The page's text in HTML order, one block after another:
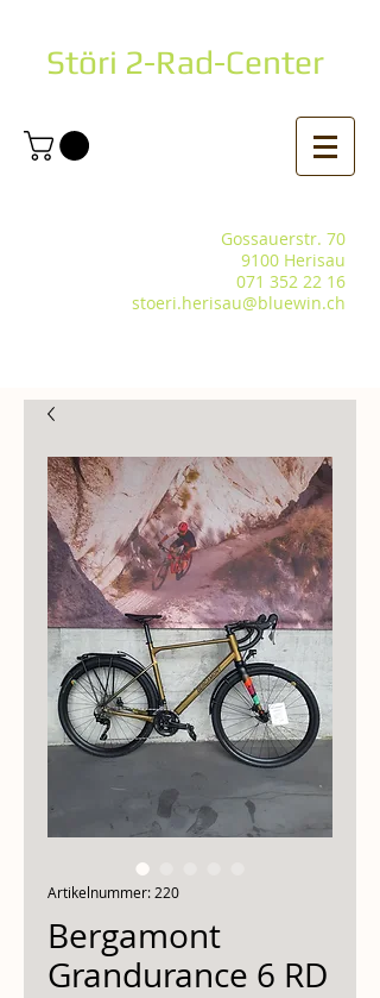
Störi 2-Rad-Center
Gossauerstr. 70
9100 Herisau
071 352 22 16
stoeri.herisau@bluewin.ch
Artikelnummer: 220
Bergamont
Grandurance 6 RD